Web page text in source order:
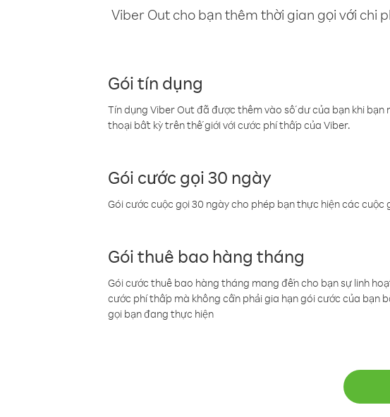
Viber Out cho bạn thêm thời gian gọi với chi
Gói tín dụng
Tín dụng Viber Out đã được thêm vào số dư của bạn khi
thoại bất kỳ trên thế giới với cước phí thấp của Viber.
Gói cước gọi 30 ngày
Gói cước cuộc gọi 30 ngày cho phép bạn thực hiện các
Gói thuê bao hàng tháng
Gói cước thuê bao hàng tháng mang đến cho bạn sự linh
cước phí thấp mà không cần phải gia hạn gói cước của bạn
gọi bạn đang thực hiện